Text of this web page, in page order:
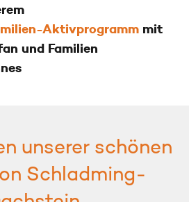
Aktivprogramm mit
und Familien
unserer schönen
Schladming-